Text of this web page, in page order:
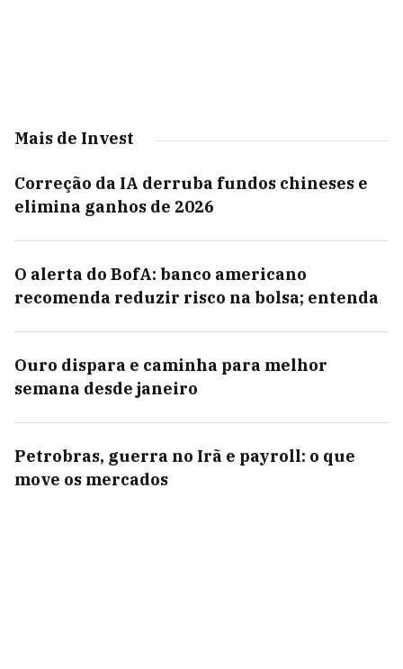
Mais de Invest
Correção da IA derruba fundos chineses e
elimina ganhos de 2026
O alerta do BofA: banco americano
recomenda reduzir risco na bolsa; entenda
Ouro dispara e caminha para melhor
semana desde janeiro
Petrobras, guerra no Irã e payroll: o que
move os mercados